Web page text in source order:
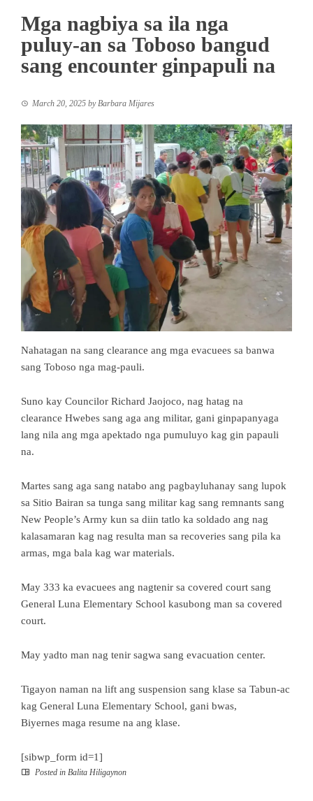
Mga nagbiya sa ila nga
puluy-an sa Toboso bangud
sang encounter ginpapuli na
March 20, 2025 by Barbara Mijares
Nahatagan na sang clearance ang mga evacuees sa banwa
sang Toboso nga mag-pauli.
Suno kay Councilor Richard Jaojoco, nag hatag na
clearance Hwebes sang aga ang militar, gani ginpapanyaga
lang nila ang mga apektado nga pumuluyo kag gin papauli
na.
Martes sang aga sang natabo ang pagbayluhanay sang lupok
sa Sitio Bairan sa tunga sang militar kag sang remnants sang
New People’s Army kun sa diin tatlo ka soldado ang nag
kalasamaran kag nag resulta man sa recoveries sang pila ka
armas, mga bala kag war materials.
May 333 ka evacuees ang nagtenir sa covered court sang
General Luna Elementary School kasubong man sa covered
court.
May yadto man nag tenir sagwa sang evacuation center.
Tigayon naman na lift ang suspension sang klase sa Tabun-ac
kag General Luna Elementary School, gani bwas,
Biyernes maga resume na ang klase.
[sibwp_form id=1]
Posted in Balita Hiligaynon